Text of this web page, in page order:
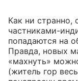
Как ни странно,
частниками-
попадаются на
Правда, новых
«махнуть»
(житель гор